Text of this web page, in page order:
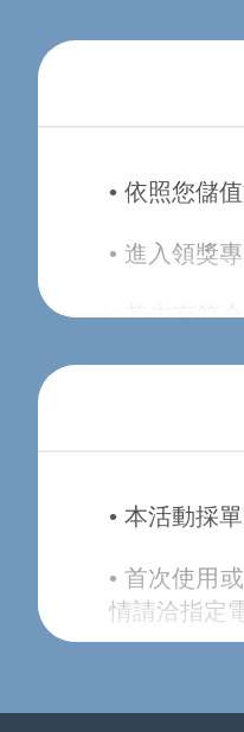
• 依照您儲
• 進入領獎
• 若未有符
• 請妥善保
• 使用會員
• 本活動贈
• 本活動採
• 首次使用
情請洽指定